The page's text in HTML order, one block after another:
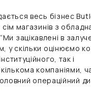
весь бізнес
магазинів з
зацікавлені в
у скільки оцінюємо
так і
компаніями,
операційний